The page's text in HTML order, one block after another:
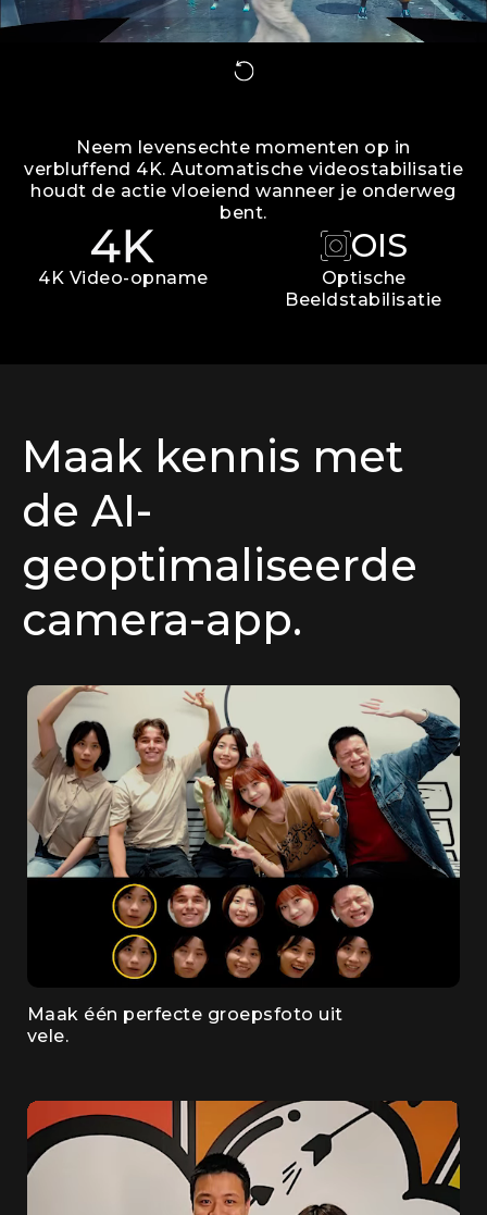
Neem levensechte momenten op in
verbluffend 4K. Automatische videostabilisatie
houdt de actie vloeiend wanneer je onderweg
bent.
4K Video-opname
OIS
Optische
Beeldstabilisatie
Maak kennis met
de AI-
geoptimaliseerde
camera-app.
Maak één perfecte groepsfoto uit
vele.